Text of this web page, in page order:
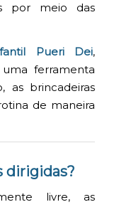
por meio das
Pueri Dei,
ferramenta
as brincadeiras
de maneira
dirigidas?
livre, as